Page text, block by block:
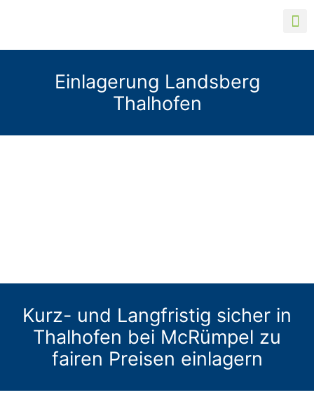
Einlagerung Landsberg
Thalhofen
Kurz- und Langfristig sicher in
Thalhofen bei McRümpel zu
fairen Preisen einlagern